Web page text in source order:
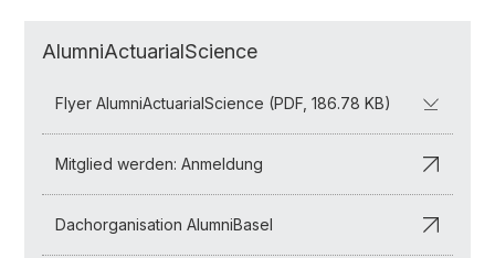
AlumniActuarialScience
Flyer AlumniActuarialScience (PDF, 186.78 KB)
Mitglied werden: Anmeldung
Dachorganisation AlumniBasel